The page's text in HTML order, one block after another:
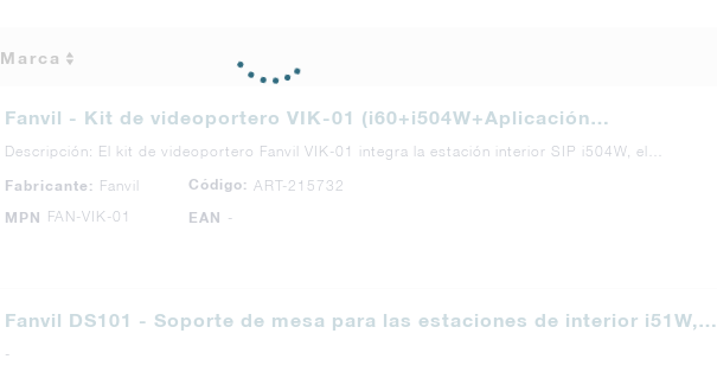
Marca
Fanvil - Kit de videoportero VIK-01 (i60+i504W+Aplicación…
Descripción: El kit de videoportero Fanvil VIK-01 integra la estación interior SIP i504W, el…
Fabricante: Fanvil Código: ART-215732
MPN FAN-VIK-01 EAN -
Fanvil DS101 - Soporte de mesa para las estaciones de interior i51W,…
-